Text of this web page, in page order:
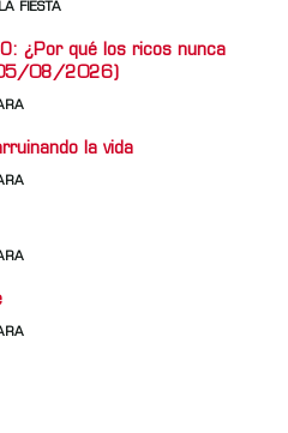
FIESTA
¿Por qué los ricos nunca
(05/08/2026)
la vida